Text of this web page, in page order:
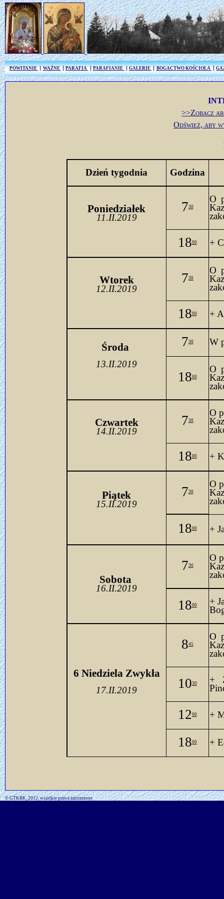
POWITANIE WAŻNE PARAFIA PARAFIANIE GALERIE BOGACTWO KOŚCIOŁA
>>Zobacz
Odśwież, aby
Dzień tygodnia Godzina
Poniedziałek
11.II.2019
730
O
1800 +
Wtorek
12.II.2019
730
O
1800 +
Środa
13.II.2019
730 W
1800
O
Czwartek
14.II.2019
730
O
1800 +
Piątek
15.II.2019
730
O
1800 +
Sobota
16.II.2019
730
O
1800
+
6 Niedziela Zwykła
17.II.2019
845
O
1030
1200 +
1800 +
© GTKRK, 2012, wszelkie prawa zastrzeżone